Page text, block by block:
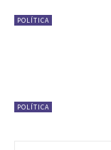
POLÍTICA
POLÍTICA